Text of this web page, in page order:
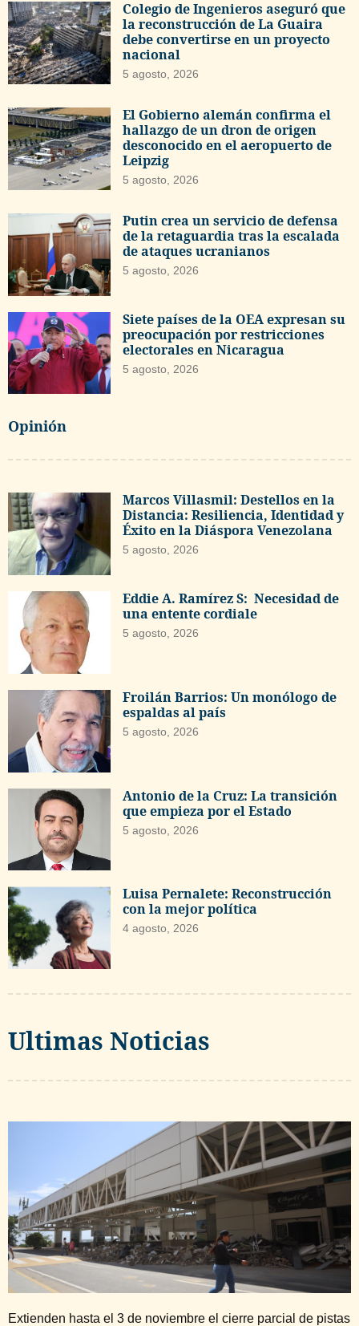
Colegio de Ingenieros aseguró que
la reconstrucción de La Guaira
debe convertirse en un proyecto
nacional
5 agosto, 2026
El Gobierno alemán confirma el
hallazgo de un dron de origen
desconocido en el aeropuerto de
Leipzig
5 agosto, 2026
Putin crea un servicio de defensa
de la retaguardia tras la escalada
de ataques ucranianos
5 agosto, 2026
Siete países de la OEA expresan su
preocupación por restricciones
electorales en Nicaragua
5 agosto, 2026
Opinión
Marcos Villasmil: Destellos en la
Distancia: Resiliencia, Identidad y
Éxito en la Diáspora Venezolana
5 agosto, 2026
Eddie A. Ramírez S: Necesidad de
una entente cordiale
5 agosto, 2026
Froilán Barrios: Un monólogo de
espaldas al país
5 agosto, 2026
Antonio de la Cruz: La transición
que empieza por el Estado
5 agosto, 2026
Luisa Pernalete: Reconstrucción
con la mejor política
4 agosto, 2026
Ultimas Noticias
Extienden hasta el 3 de noviembre el cierre parcial de pistas